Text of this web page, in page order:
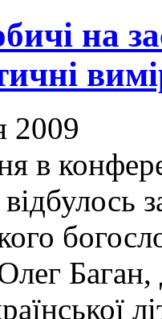
на
2009
в
відбулось
Баган,